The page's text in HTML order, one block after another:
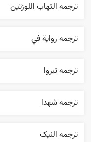
ترجمه التهاب اللوزتين
ترجمه روایة في
ترجمه تبروا
ترجمه شهدا
ترجمه النیک